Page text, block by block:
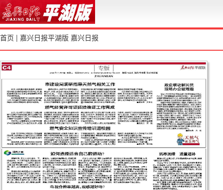
首页 | 嘉兴日报平湖版 嘉兴日报